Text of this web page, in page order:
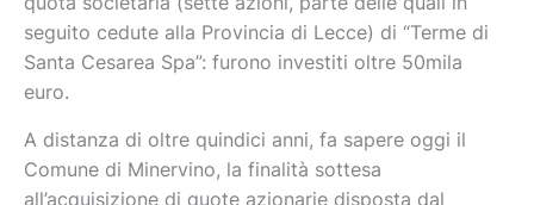
seguito cedute alla Provincia di Lecce) di “Terme di
Santa Cesarea Spa”: furono investiti oltre 50mila
euro.
A distanza di oltre quindici anni, fa sapere oggi il
Comune di Minervino, la finalità sottesa
all’acquisizione di quote azionarie disposta dal